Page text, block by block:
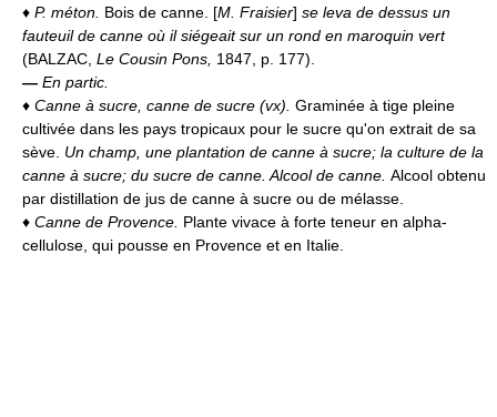
♦ P. méton. Bois de canne. [M. Fraisier] se leva de dessus un
fauteuil de canne où il siégeait sur un rond en maroquin vert
(BALZAC, Le Cousin Pons, 1847, p. 177).
— En partic.
♦ Canne à sucre, canne de sucre (vx). Graminée à tige pleine
cultivée dans les pays tropicaux pour le sucre qu'on extrait de sa
sève. Un champ, une plantation de canne à sucre; la culture de la
canne à sucre; du sucre de canne.Alcool de canne. Alcool obtenu
par distillation de jus de canne à sucre ou de mélasse.
♦ Canne de Provence. Plante vivace à forte teneur en alpha-
cellulose, qui pousse en Provence et en Italie.